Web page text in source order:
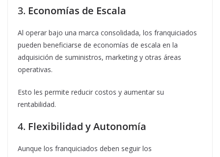
3. Economías de Escala
Al operar bajo una marca consolidada, los franquiciados
pueden beneficiarse de economías de escala en la
adquisición de suministros, marketing y otras áreas
operativas.
Esto les permite reducir costos y aumentar su
rentabilidad.
4. Flexibilidad y Autonomía
Aunque los franquiciados deben seguir los